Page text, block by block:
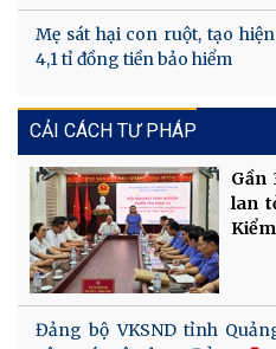
Mẹ sát hại con ruột, tạo
4,1 tỉ đồng tiền bảo hiểm
CẢI CÁCH TƯ PHÁP
Gần
lan
Đảng bộ VKSND tỉnh